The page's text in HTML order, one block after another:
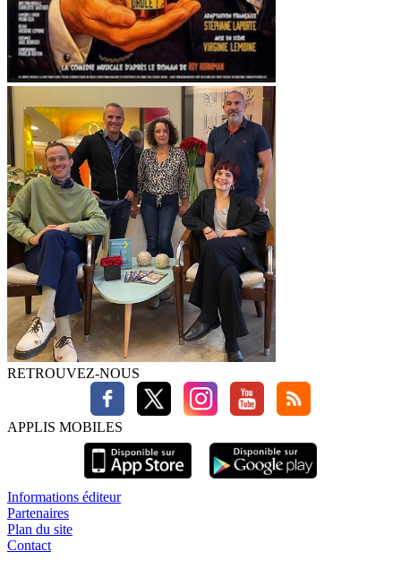
RETROUVEZ-NOUS
APPLIS MOBILES
Informations éditeur
Partenaires
Plan du site
Contact